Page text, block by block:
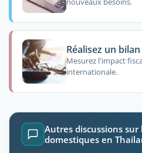
Réalisez un
Mesurez l'impact
internationale.
Autres discussions
domestiques en